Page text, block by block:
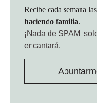
Recibe cada semana
haciendo familia.
¡Nada de SPAM!
encantará.